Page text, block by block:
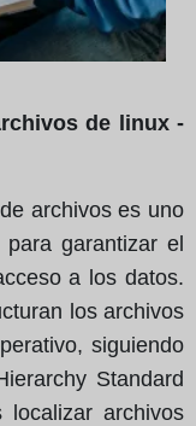
de linux -
archivos es uno
garantizar el
a los datos.
los archivos
siguiendo
Standard
archivos